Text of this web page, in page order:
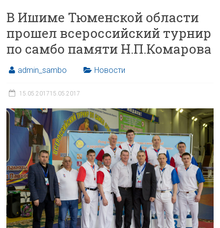
В Ишиме Тюменской области
прошел всероссийский турнир
по самбо памяти Н.П.Комарова
admin_sambo Новости
15.05.201715.05.2017